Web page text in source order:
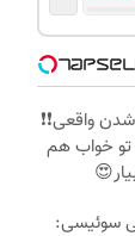
واقعی❗❗
تو خواب هم
سوئیسی: